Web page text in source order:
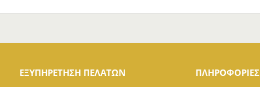
ΕΞΥΠΗΡΕΤΗΣΗ ΠΕΛΑΤΩΝ
ΠΛΗΡΟΦΟΡΙΕΣ